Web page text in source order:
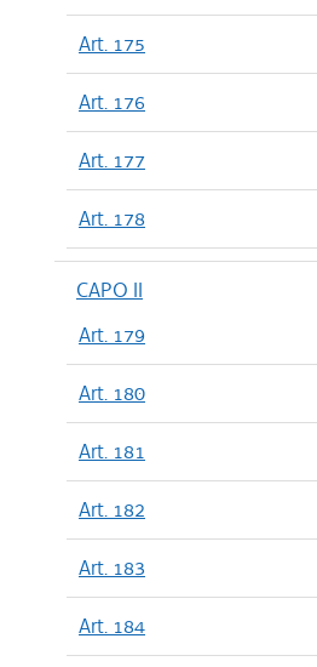
Art. 175
Art. 176
Art. 177
Art. 178
CAPO II
Art. 179
Art. 180
Art. 181
Art. 182
Art. 183
Art. 184